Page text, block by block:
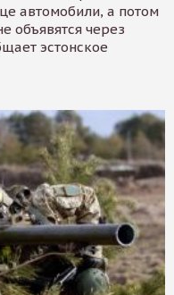
автомобили, а потом
объявятся через
эстонское